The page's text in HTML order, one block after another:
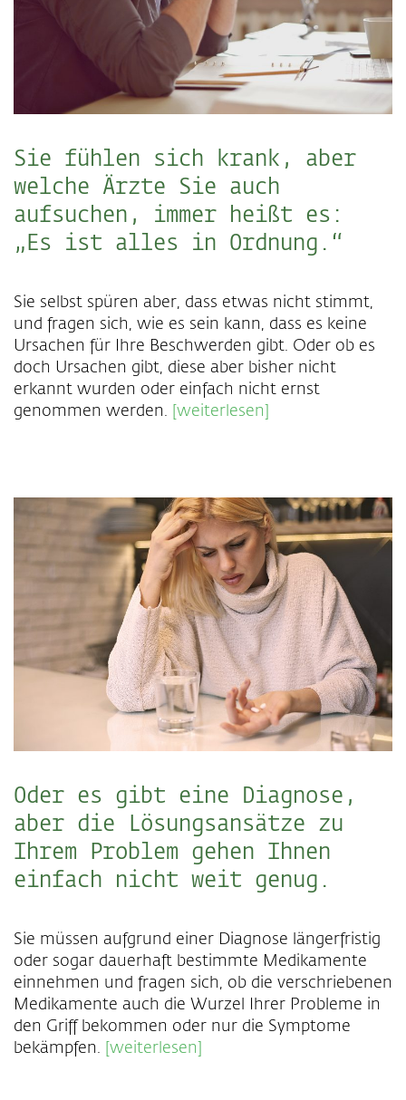
Sie fühlen sich krank, aber
welche Ärzte Sie auch
aufsuchen, immer heißt es:
„Es ist alles in Ordnung.“
Sie selbst spüren aber, dass etwas nicht stimmt,
und fragen sich, wie es sein kann, dass es keine
Ursachen für Ihre Beschwerden gibt. Oder ob es
doch Ursachen gibt, diese aber bisher nicht
erkannt wurden oder einfach nicht ernst
genommen werden. [weiterlesen]
Oder es gibt eine Diagnose,
aber die Lösungsansätze zu
Ihrem Problem gehen Ihnen
einfach nicht weit genug.
Sie müssen aufgrund einer Diagnose längerfristig
oder sogar dauerhaft bestimmte Medikamente
einnehmen und fragen sich, ob die verschriebenen
Medikamente auch die Wurzel Ihrer Probleme in
den Griff bekommen oder nur die Symptome
bekämpfen. [weiterlesen]